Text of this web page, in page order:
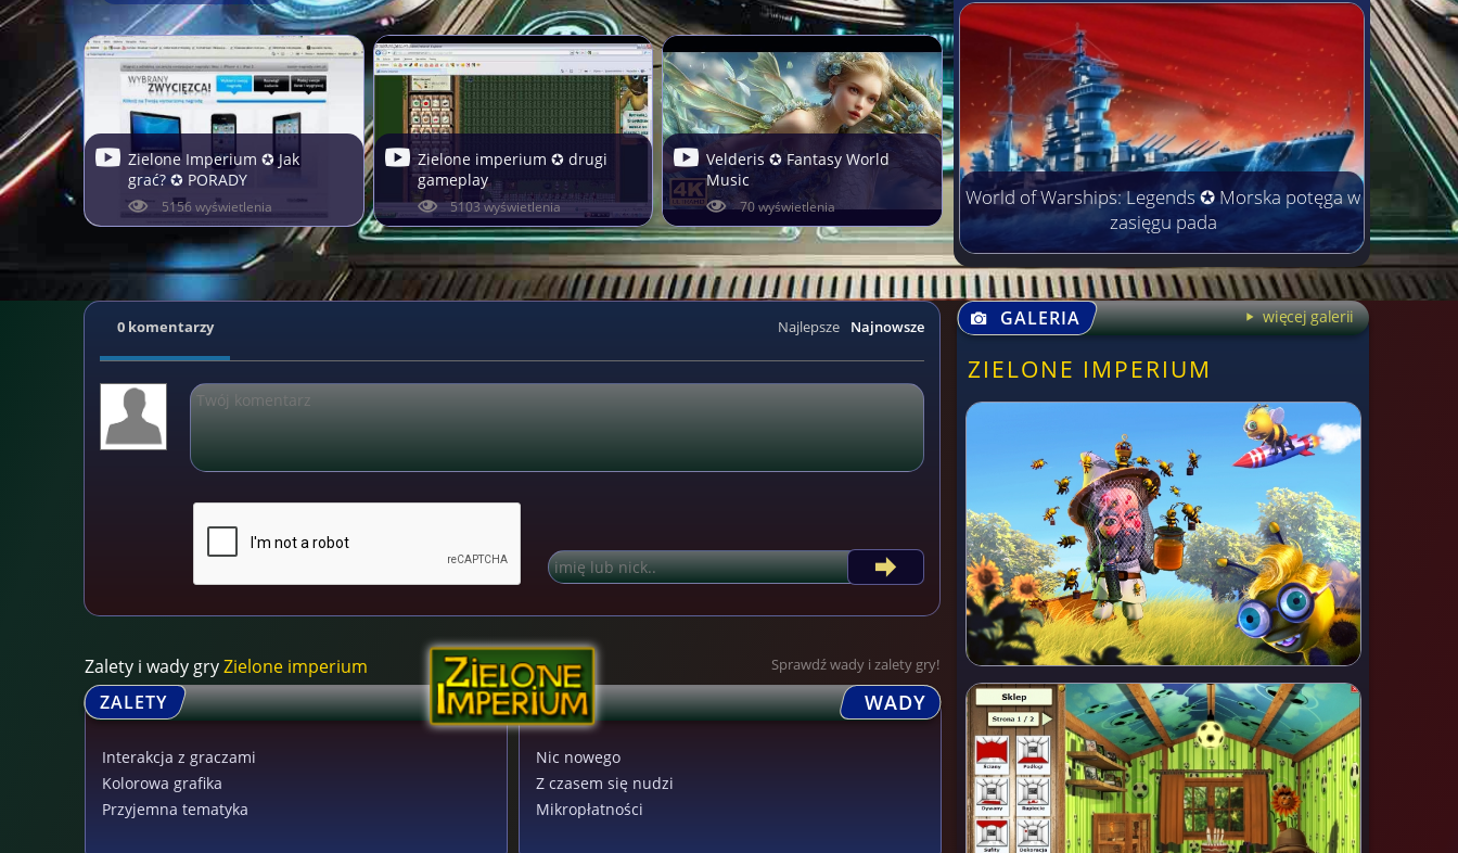
Zielone Imperium ✪ Jak
grać? ✪ PORADY
5156 wyświetlenia
Zielone imperium ✪ drugi
gameplay
5103 wyświetlenia
Velderis ✪ Fantasy World
Music
70 wyświetlenia
World of Warships: Legends ✪ Morska potęga w
zasięgu pada
Najnowsze
Najlepsze
0 komentarzy
Zalety i wady gryZielone imperium Sprawdź wady i zalety gry!
ZALETY WADY
Interakcja z graczami
Kolorowa grafika
Przyjemna tematyka
Nic nowego
Z czasem się nudzi
Mikropłatności
GALERIA więcej galerii
ZIELONE IMPERIUM